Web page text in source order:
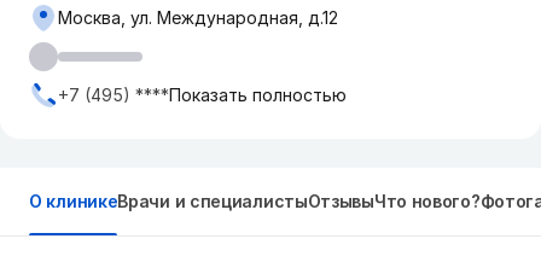
Москва, ул. Международная, д.12
+7 (495) ****Показать полностью
О клиникеВрачи и специалистыОтзывыЧто нового?